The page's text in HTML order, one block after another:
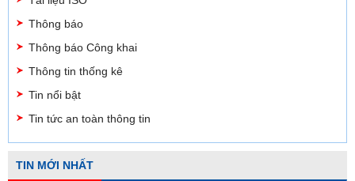
Thông báo
Thông báo Công khai
Thông tin thống kê
Tin nổi bật
Tin tức an toàn thông tin
TIN MỚI NHẤT